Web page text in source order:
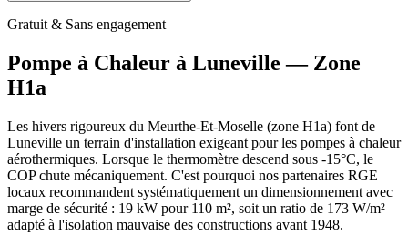
Gratuit & Sans engagement
Pompe à Chaleur à Luneville — Zone
H1a
Les hivers rigoureux du Meurthe-Et-Moselle (zone H1a) font de
Luneville un terrain d'installation exigeant pour les pompes à chaleur
aérothermiques. Lorsque le thermomètre descend sous -15°C, le
COP chute mécaniquement. C'est pourquoi nos partenaires RGE
locaux recommandent systématiquement un dimensionnement avec
marge de sécurité : 19 kW pour 110 m², soit un ratio de 173 W/m²
adapté à l'isolation mauvaise des constructions avant 1948.